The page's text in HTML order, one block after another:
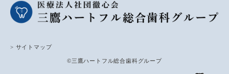
> サイトマップ
©三鷹ハートフル総合歯科グループ